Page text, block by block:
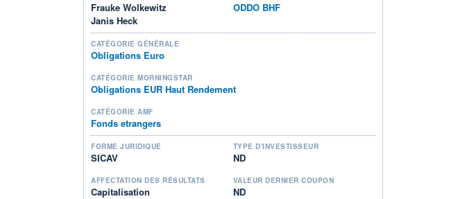
Frauke Wolkewitz
Janis Heck
ODDO BHF
CATÉGORIE GÉNÉRALE
Obligations Euro
CATÉGORIE MORNINGSTAR
Obligations EUR Haut Rendement
CATÉGORIE AMF
Fonds etrangers
FORME JURIDIQUE
SICAV
TYPE D'INVESTISSEUR
ND
AFFECTATION DES RÉSULTATS
Capitalisation
VALEUR DERNIER COUPON
ND